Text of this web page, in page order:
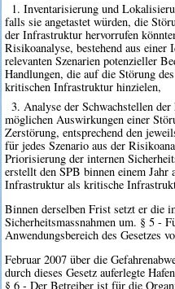
1. Inventarisierung und
falls sie angetastet würden, die
der Infrastruktur hervorrufen
Risikoanalyse, bestehend aus
relevanten Szenarien potenzieller
Handlungen, die auf die Störung
kritischen Infrastruktur hinzielen,
3. Analyse der Schwachstellen
möglichen Auswirkungen einer
Zerstörung, entsprechend den
für jedes Szenario aus der
Priorisierung der internen
erstellt den SPB binnen einem
Infrastruktur als kritische
Binnen derselben Frist setzt er die
Sicherheitsmassnahmen um. § 5 -
Anwendungsbereich des Gesetzes
Februar 2007 über die
durch dieses Gesetz auferlegte
§ 6 - Der Betreiber ist für die